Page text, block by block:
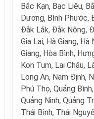
Bắc Kạn, Bạc Liêu,
Dương, Bình Phước,
Đắk Lắk, Đắk Nông,
Gia Lai, Hà Giang,
Giang, Hòa Bình,
Kon Tum, Lai Châu,
Long An, Nam Định,
Phú Thọ, Quảng
Quảng Ninh, Quảng
Thái Bình, Thái